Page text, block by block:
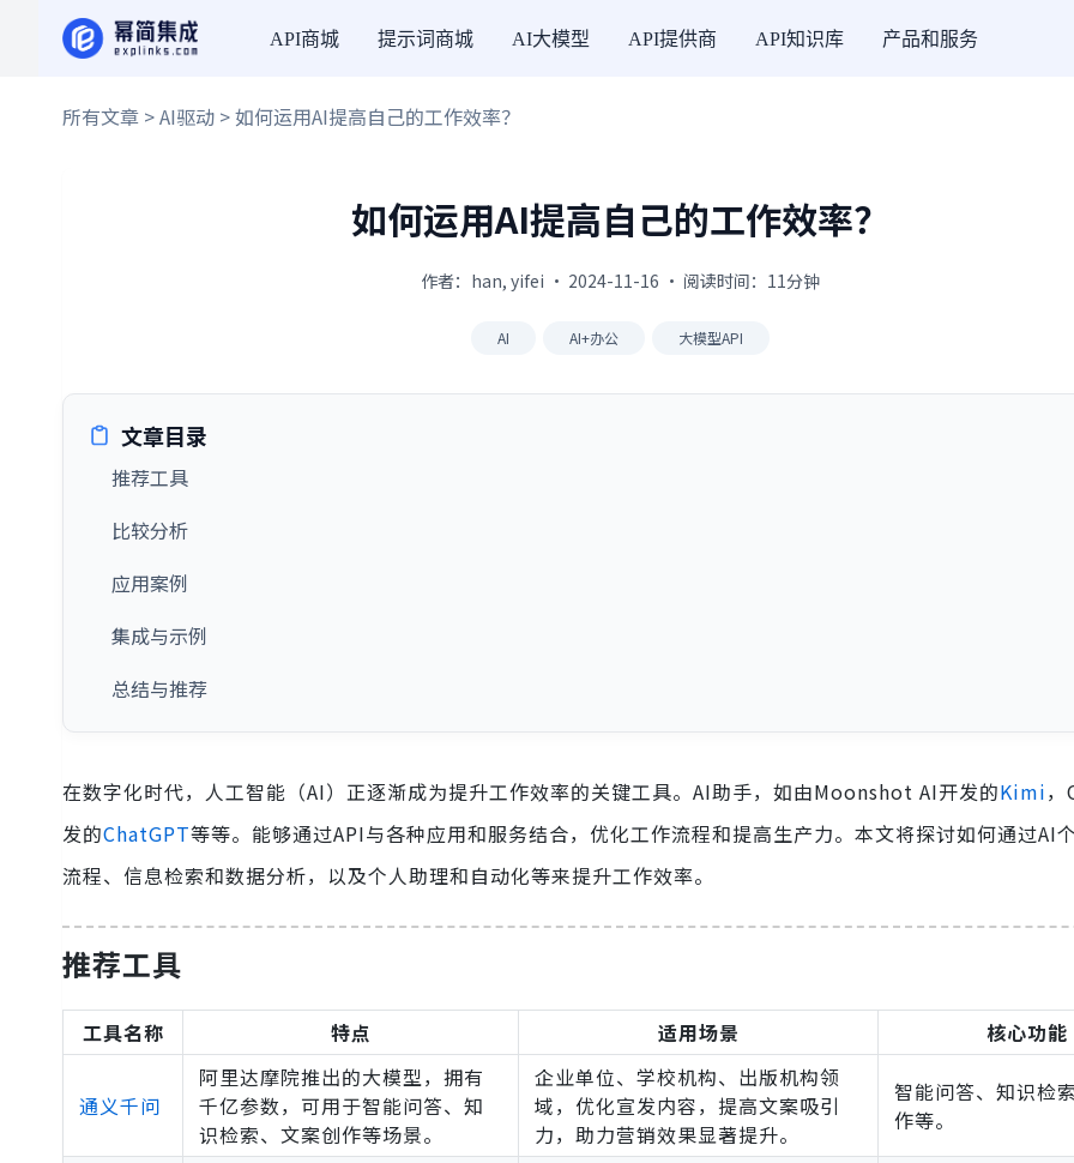
API商城 提示词商城 AI大模型 API提供商 API知识库 产品和服务
所有文章 >AI驱动 > 如何运用AI提高自己的工作效率？
如何运用AI提高自己的工作效率？
作者：han, yifei · 2024-11-16 · 阅读时间：11分钟
AI AI+办公 大模型API
文章目录
推荐工具
比较分析
应用案例
集成与示例
总结与推荐
在数字化时代，人工智能（AI）正逐渐成为提升工作效率的关键工具。AI助手，如由Moonshot AI开发的Kimi
发的ChatGPT等等。能够通过API与各种应用和服务结合，优化工作流程和提高生产力。本文将探讨如何通过AI
流程、信息检索和数据分析，以及个人助理和自动化等来提升工作效率。
推荐工具
工具名称 特点 适用场景 核心功能
通义千问
阿里达摩院推出的大模型，拥有
千亿参数，可用于智能问答、知
识检索、文案创作等场景。
企业单位、学校机构、出版机构领
域，优化宣发内容，提高文案吸引
力，助力营销效果显著提升。
智能问答、知识检
作等。